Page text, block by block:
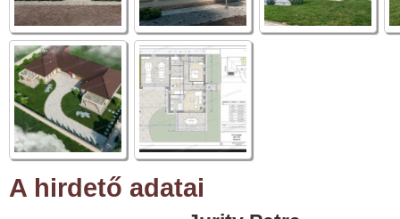
A hirdető adatai